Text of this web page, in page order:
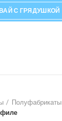
С ГРЯДУШКОЙ
Полуфабрикаты
филе